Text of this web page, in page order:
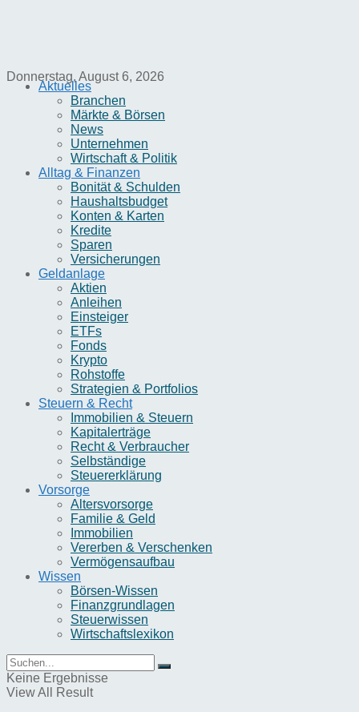
Donnerstag, August 6, 2026
Aktuelles
Branchen
Märkte & Börsen
News
Unternehmen
Wirtschaft & Politik
Alltag & Finanzen
Bonität & Schulden
Haushaltsbudget
Konten & Karten
Kredite
Sparen
Versicherungen
Geldanlage
Aktien
Anleihen
Einsteiger
ETFs
Fonds
Krypto
Rohstoffe
Strategien & Portfolios
Steuern & Recht
Immobilien & Steuern
Kapitalerträge
Recht & Verbraucher
Selbständige
Steuererklärung
Vorsorge
Altersvorsorge
Familie & Geld
Immobilien
Vererben & Verschenken
Vermögensaufbau
Wissen
Börsen-Wissen
Finanzgrundlagen
Steuerwissen
Wirtschaftslexikon
Keine Ergebnisse
View All Result